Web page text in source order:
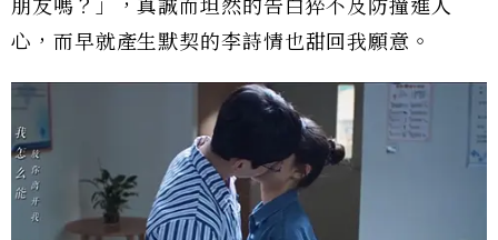
朋友嗎？」，真誠而坦然的告白猝不及防撞進人
心，而早就產生默契的李詩情也甜回我願意。